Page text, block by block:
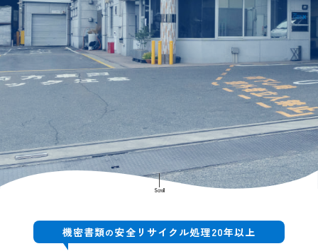
Scroll
機密書類の安全リサイクル処理20年以上